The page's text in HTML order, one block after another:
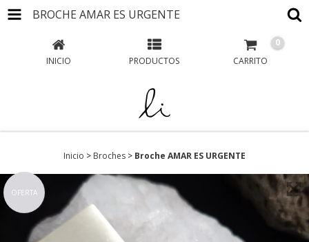
BROCHE AMAR ES URGENTE
INICIO PRODUCTOS CARRITO
0
Inicio > Broches > Broche AMAR ES URGENTE
OFERTA